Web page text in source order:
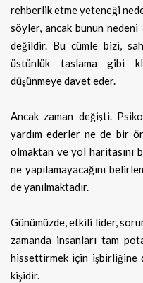
rehberlik etme yeteneği
söyler, ancak bunun
değildir. Bu cümle bizi,
üstünlük taslama gibi
düşünmeye davet eder.
Ancak zaman değişti.
yardım ederler ne de bir
olmaktan ve yol haritasını
ne yapılamayacağını
de yanılmaktadır.
Günümüzde, etkili lider,
zamanda insanları tam
hissettirmek için işbirliğine
kişidir.